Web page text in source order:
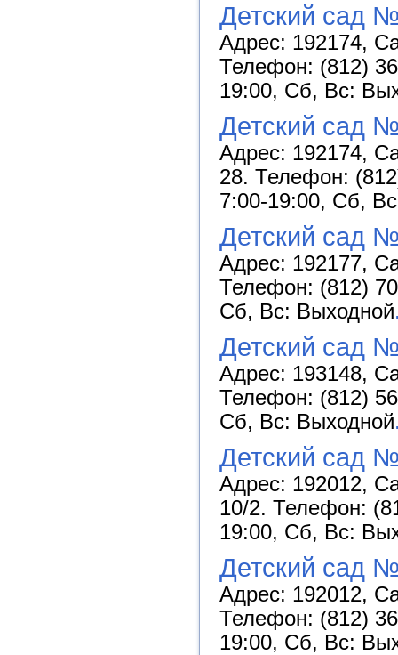
Детский сад
Адрес: 192174,
Телефон: (812)
19:00, Сб, Вс:
Детский сад
Адрес: 192174,
28. Телефон:
7:00-19:00, Сб,
Детский сад
Адрес: 192177,
Телефон: (812)
Сб, Вс: Выходной
Детский сад
Адрес: 193148,
Телефон: (812)
Сб, Вс: Выходной
Детский сад
Адрес: 192012,
10/2. Телефон:
19:00, Сб, Вс:
Детский сад
Адрес: 192012,
Телефон: (812)
19:00, Сб, Вс: